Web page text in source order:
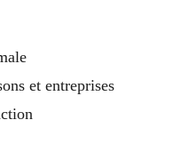
et entreprises